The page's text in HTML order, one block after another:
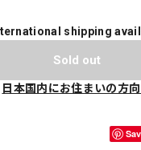
shipping
Sold out
日本国内にお住まいの方